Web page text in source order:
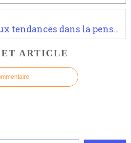
DELEUZE / Sur deux tendances dans la pensée de Deleuze
ARTICLE